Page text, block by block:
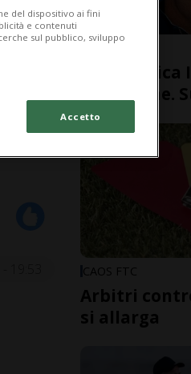
Figo
andarsene.
CAOS FTC
Arbitri
si allarga
del dispositivo ai fini
e contenuti
sul pubblico, sviluppo
Accetto